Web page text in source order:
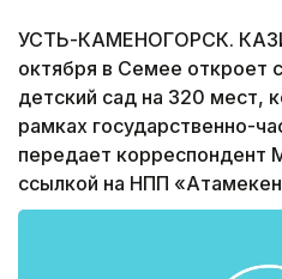
УСТЬ-КАМЕНОГОРСК.
октября в Семее откроет
детский сад на 320 мест,
рамках государственно-
передает корреспондент
ссылкой на НПП